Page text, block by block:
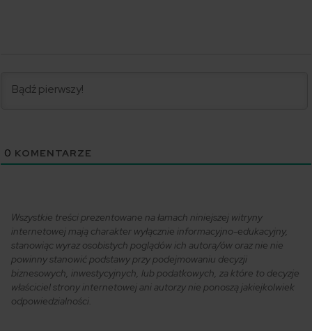
0 KOMENTARZE
Wszystkie treści prezentowane na łamach niniejszej witryny
internetowej mają charakter wyłącznie informacyjno-edukacyjny,
stanowiąc wyraz osobistych poglądów ich autora/ów oraz nie nie
powinny stanowić podstawy przy podejmowaniu decyzji
biznesowych, inwestycyjnych, lub podatkowych, za które to decyzje
właściciel strony internetowej ani autorzy nie ponoszą jakiejkolwiek
odpowiedzialności.